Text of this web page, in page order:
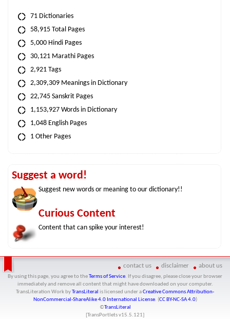
71 Dictionaries
58,915 Total Pages
5,000 Hindi Pages
30,121 Marathi Pages
2,921 Tags
2,309,309 Meanings in Dictionary
22,745 Sanskrit Pages
1,153,927 Words in Dictionary
1,048 English Pages
1 Other Pages
Suggest a word!
Suggest new words or meaning to our dictionary!!
Curious Content
Content that can spike your interest!
contact us disclaimer about us
By using this page, you agree to the Terms of Service. If you disagree, please close your browser
immediately and remove all content that might have downloaded on your computer.
TransLiteration Workby TransLiteral is licensed under aCreative Commons Attribution-
NonCommercial-ShareAlike 4.0 International License. (CC BY-NC-SA 4.0)
©TransLiteral
[TransPortlets v15.5.121